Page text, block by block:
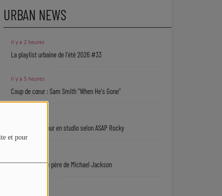
et pour
URBAN NEWS
il y a 2 heures
La playlist urbaine de l'été 2026 #33
il y a 5 heures
Coup de cœur : Sam Smith "When He's Gone"
Rihanna de retour en studio selon ASAP Rocky
Une série sur le père de Michael Jackson